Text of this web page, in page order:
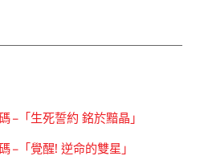
–「生死誓約 銘於黯晶」
–「覺醒! 逆命的雙星」